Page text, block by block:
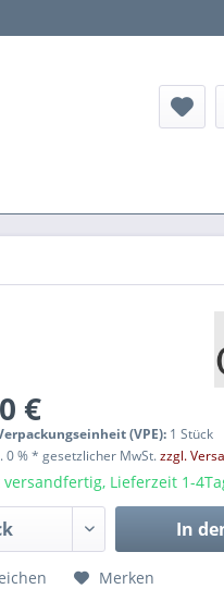
€
(VPE): 1 Stück
0 % * gesetzlicher MwSt.zzgl.
Lieferzeit 1-
In
Merken